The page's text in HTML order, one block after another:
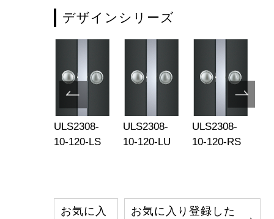
デザインシリーズ
ULS2308-
10-120-LS
ULS2308-
10-120-LU
ULS2308-
10-120-RS
お気に入
お気に入り登録した